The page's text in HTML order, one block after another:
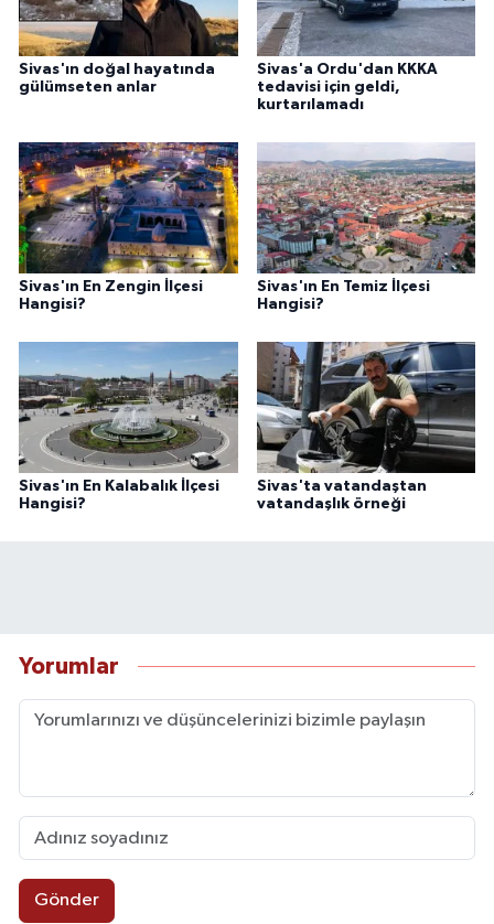
Sivas'ın doğal hayatında
gülümseten anlar
Sivas'a Ordu'dan KKKA
tedavisi için geldi,
kurtarılamadı
Sivas'ın En Zengin İlçesi
Hangisi?
Sivas'ın En Temiz İlçesi
Hangisi?
Sivas'ın En Kalabalık İlçesi
Hangisi?
Sivas'ta vatandaştan
vatandaşlık örneği
Yorumlar
Gönder